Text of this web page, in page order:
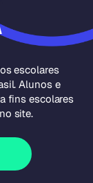
escolares
Alunos e
fins escolares
site.